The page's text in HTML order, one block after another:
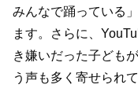
みんなで踊っている
ます。さらに、
き嫌いだった子ども
う声も多く寄せられ